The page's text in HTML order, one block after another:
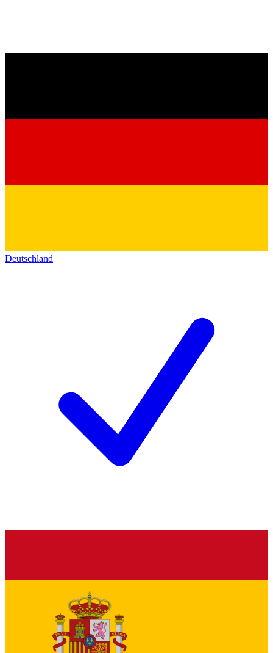
Deutschland